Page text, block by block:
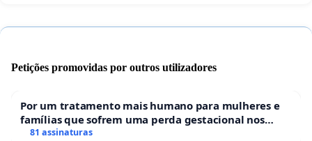
Petições promovidas por outros utilizadores
Por um tratamento mais humano para mulheres e
famílias que sofrem uma perda gestacional nos
hospitais portugueses
81 assinaturas